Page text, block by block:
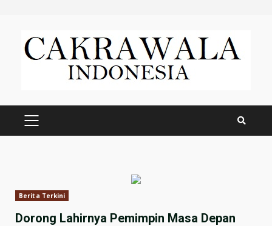
content
PRIMARY
Berita Terkini
Dorong Lahirnya Pemimpin Masa Depan